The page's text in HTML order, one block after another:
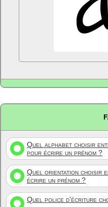
Quel alphabet choisir
pour écrire un prénom ?
Quel orientation choisir
écrire un prénom ?
Quel police d'écriture